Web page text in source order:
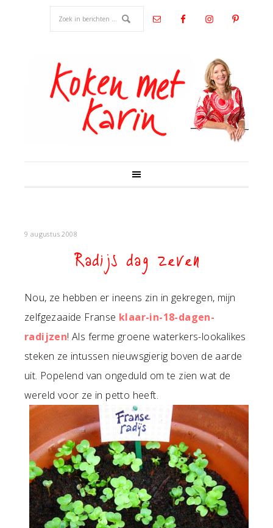
9 augustus 2008
Radijs dag zeven
Nou, ze hebben er ineens zin in gekregen, mijn
zelfgezaaide Franse klaar-in-18-dagen-
radijzen! Als ferme groene waterkers-lookalikes
steken ze intussen nieuwsgierig boven de aarde
uit. Popelend van ongeduld om te zien wat de
wereld voor ze in petto heeft.